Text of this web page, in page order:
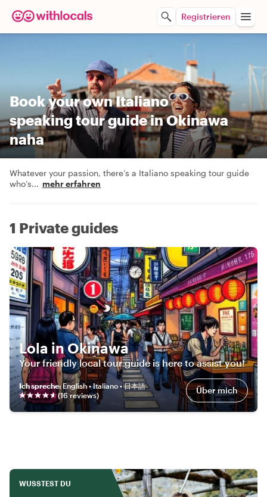
Registrieren
Book your own Italiano
speaking tour guide in Okinawa
naha
Whatever your passion, there’s a Italiano speaking tour guide
who’s... mehr erfahren
1 Private guides
Lola in Okinawa
Your friendly local tour guide is here to assist you!
Ich spreche:English • Italiano • 日本語
(16reviews) Über mich
WUSSTEST DU